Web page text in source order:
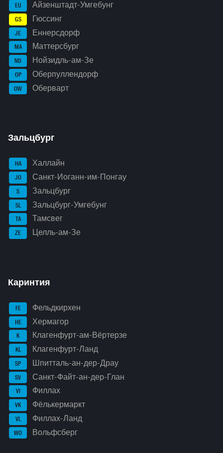
EU Айзенштадт-Умгебунг
GS Гюссинг
JE Еннерсдорф
MA Маттерсбург
ND Нойзидль-ам-Зе
OP Оберпуллендорф
OW Оберварт
Зальцбург
HA Халлайн
JO Санкт-Иоганн-им-Понгау
S Зальцбург
SL Зальцбург-Умгебунг
TA Тамсвег
ZE Целль-ам-Зе
Каринтия
FE Фельдкирхен
HE Хермагор
K Клагенфурт-ам-Вёртерзе
KL Клагенфурт-Ланд
SP Шпитталь-ан-дер-Драу
SV Санкт-Файт-ан-дер-Глан
VI Филлах
VK Фёлькермаркт
VL Филлах-Ланд
WO Вольфсберг